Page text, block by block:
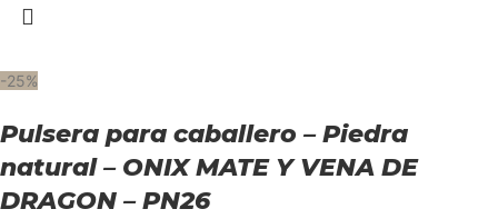
-25%
Pulsera para caballero – Piedra
natural – ONIX MATE Y VENA DE
DRAGON – PN26